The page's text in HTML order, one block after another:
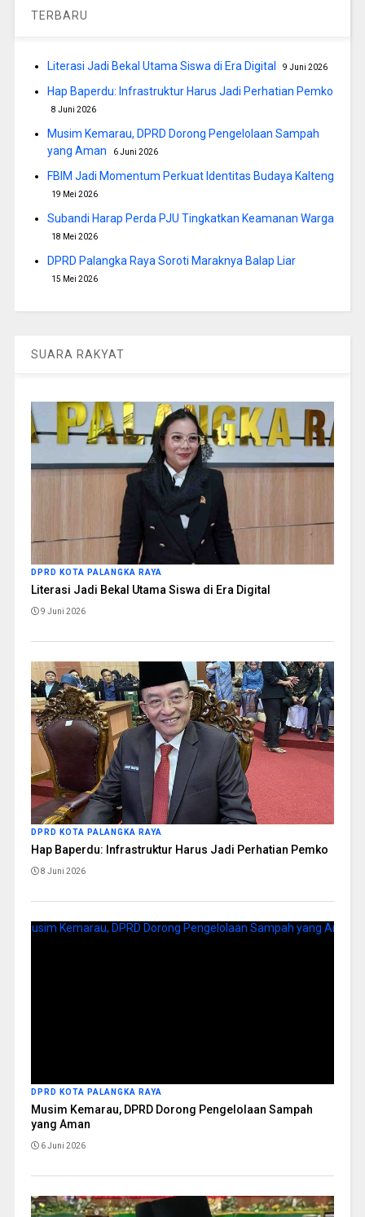
TERBARU
Literasi Jadi Bekal Utama Siswa di Era Digital 9 Juni 2026
Hap Baperdu: Infrastruktur Harus Jadi Perhatian Pemko
8 Juni 2026
Musim Kemarau, DPRD Dorong Pengelolaan Sampah
yang Aman
6 Juni 2026
FBIM Jadi Momentum Perkuat Identitas Budaya Kalteng
19 Mei 2026
Subandi Harap Perda PJU Tingkatkan Keamanan Warga
18 Mei 2026
DPRD Palangka Raya Soroti Maraknya Balap Liar
15 Mei 2026
SUARA RAKYAT
DPRD KOTA PALANGKA RAYA
Literasi Jadi Bekal Utama Siswa di Era Digital
9 Juni 2026
DPRD KOTA PALANGKA RAYA
Hap Baperdu: Infrastruktur Harus Jadi Perhatian Pemko
8 Juni 2026
DPRD KOTA PALANGKA RAYA
Musim Kemarau, DPRD Dorong Pengelolaan Sampah
yang Aman
6 Juni 2026